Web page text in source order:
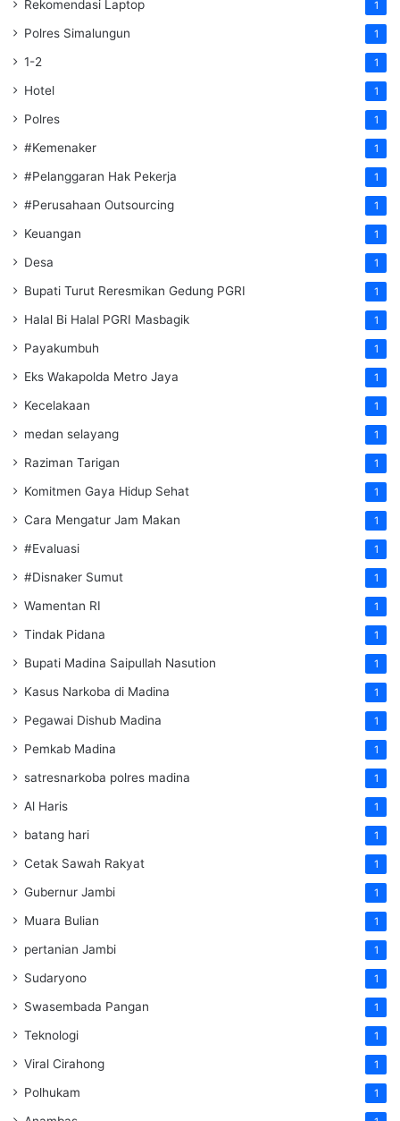
Rekomendasi Laptop 1
Polres Simalungun 1
1-2 1
Hotel 1
Polres 1
#Kemenaker 1
#Pelanggaran Hak Pekerja 1
#Perusahaan Outsourcing 1
Keuangan 1
Desa 1
Bupati Turut Reresmikan Gedung PGRI 1
Halal Bi Halal PGRI Masbagik 1
Payakumbuh 1
Eks Wakapolda Metro Jaya 1
Kecelakaan 1
medan selayang 1
Raziman Tarigan 1
Komitmen Gaya Hidup Sehat 1
Cara Mengatur Jam Makan 1
#Evaluasi 1
#Disnaker Sumut 1
Wamentan RI 1
Tindak Pidana 1
Bupati Madina Saipullah Nasution 1
Kasus Narkoba di Madina 1
Pegawai Dishub Madina 1
Pemkab Madina 1
satresnarkoba polres madina 1
Al Haris 1
batang hari 1
Cetak Sawah Rakyat 1
Gubernur Jambi 1
Muara Bulian 1
pertanian Jambi 1
Sudaryono 1
Swasembada Pangan 1
Teknologi 1
Viral Cirahong 1
Polhukam 1